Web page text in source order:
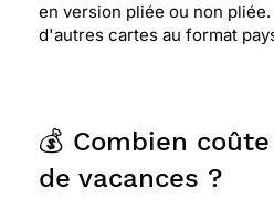
en version pliée ou non
d'autres cartes au format
💰 Combien
de vacances ?